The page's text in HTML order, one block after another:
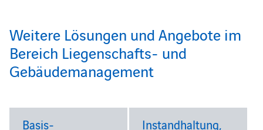
Weitere Lösungen und Angebote im
Bereich Liegenschafts- und
Gebäudemanagement
Basis- Instandhaltung,